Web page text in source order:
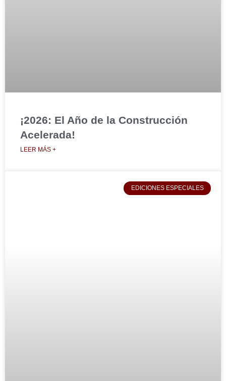
¡2026: El Año de la Construcción
Acelerada!
LEER MÁS +
EDICIONES ESPECIALES